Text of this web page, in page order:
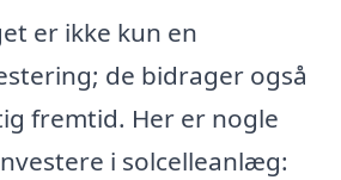
er ikke kun en
de bidrager også
fremtid. Her er nogle
i solcelleanlæg: